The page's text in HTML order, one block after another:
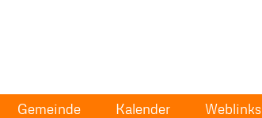
Gemeinde Kalender Weblinks